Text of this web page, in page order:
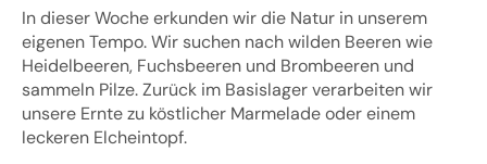
In dieser Woche erkunden wir die Natur in unserem
eigenen Tempo. Wir suchen nach wilden Beeren wie
Heidelbeeren, Fuchsbeeren und Brombeeren und
sammeln Pilze. Zurück im Basislager verarbeiten wir
unsere Ernte zu köstlicher Marmelade oder einem
leckeren Elcheintopf.